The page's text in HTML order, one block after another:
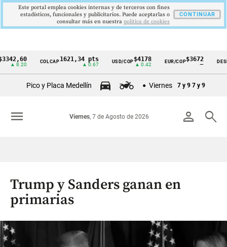
Cintillo
Colombia
COLCAP1621,34 pts USD/COP$4178
▲ 0.42
EUR/COP$3672
—
Pico y Placa Medellín Viernes 7 y 9 7 y 9
person search
Viernes, 7 de Agosto de 2026
menu
Trump y Sanders ganan en
primarias
Este portal emplea cookies internas y de terceros con fines
estadísticos, funcionales y publicitarios. Puede aceptarlas o
consultar más en nuestra politica de cookies
CONTINUAR